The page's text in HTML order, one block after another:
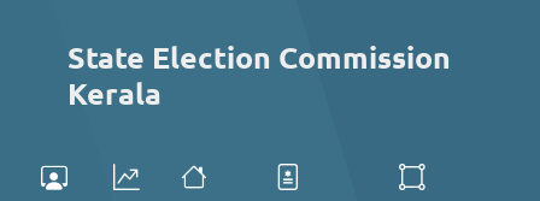
State Election Commission
Kerala